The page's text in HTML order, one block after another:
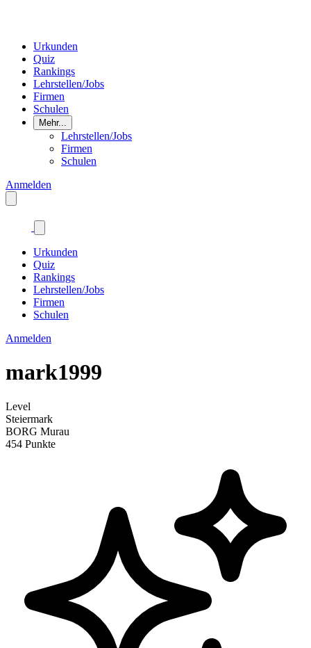
Urkunden
Quiz
Rankings
Lehrstellen/Jobs
Firmen
Schulen
Mehr...
Lehrstellen/Jobs
Firmen
Schulen
Anmelden
Urkunden
Quiz
Rankings
Lehrstellen/Jobs
Firmen
Schulen
Anmelden
mark1999
Level
Steiermark
BORG Murau
454 Punkte